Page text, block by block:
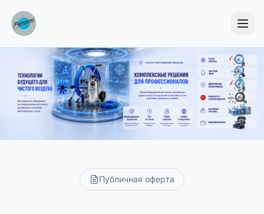
Оборудование Pressovac — каталог
Публичная оферта